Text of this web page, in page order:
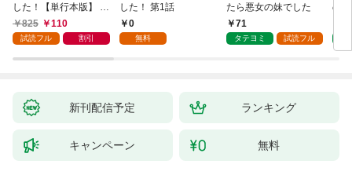
した！【単行本版】 1
巻825 110
試読フル 割引
した！ 第1話
0
無料
たら悪女の妹でした
71
タテヨミ 試読フル
の
新刊配信予定 ランキング
キャンペーン 無料